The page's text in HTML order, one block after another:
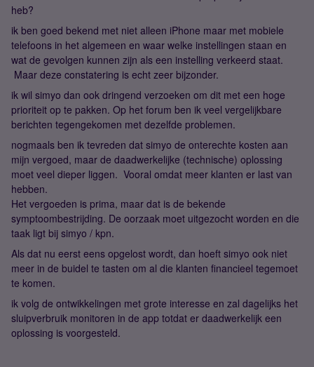
heb?
ik ben goed bekend met niet alleen iPhone maar met mobiele
telefoons in het algemeen en waar welke instellingen staan en
wat de gevolgen kunnen zijn als een instelling verkeerd staat.
Maar deze constatering is echt zeer bijzonder.
ik wil simyo dan ook dringend verzoeken om dit met een hoge
prioriteit op te pakken. Op het forum ben ik veel vergelijkbare
berichten tegengekomen met dezelfde problemen.
nogmaals ben ik tevreden dat simyo de onterechte kosten aan
mijn vergoed, maar de daadwerkelijke (technische) oplossing
moet veel dieper liggen. Vooral omdat meer klanten er last van
hebben.
Het vergoeden is prima, maar dat is de bekende
symptoombestrijding. De oorzaak moet uitgezocht worden en die
taak ligt bij simyo / kpn.
Als dat nu eerst eens opgelost wordt, dan hoeft simyo ook niet
meer in de buidel te tasten om al die klanten financieel tegemoet
te komen.
ik volg de ontwikkelingen met grote interesse en zal dagelijks het
sluipverbruik monitoren in de app totdat er daadwerkelijk een
oplossing is voorgesteld.